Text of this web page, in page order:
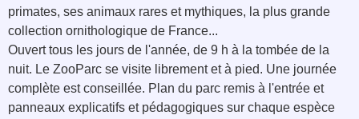
primates, ses animaux rares et mythiques, la plus grande
collection ornithologique de France...
Ouvert tous les jours de l'année, de 9 h à la tombée de la
nuit. Le ZooParc se visite librement et à pied. Une journée
complète est conseillée. Plan du parc remis à l'entrée et
panneaux explicatifs et pédagogiques sur chaque espèce